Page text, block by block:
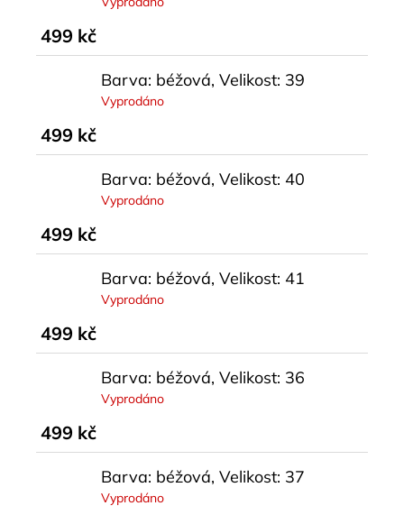
499 kč
Barva: béžová, Velikost: 39
Vyprodáno
499 kč
Barva: béžová, Velikost: 40
Vyprodáno
499 kč
Barva: béžová, Velikost: 41
Vyprodáno
499 kč
Barva: béžová, Velikost: 36
Vyprodáno
499 kč
Barva: béžová, Velikost: 37
Vyprodáno